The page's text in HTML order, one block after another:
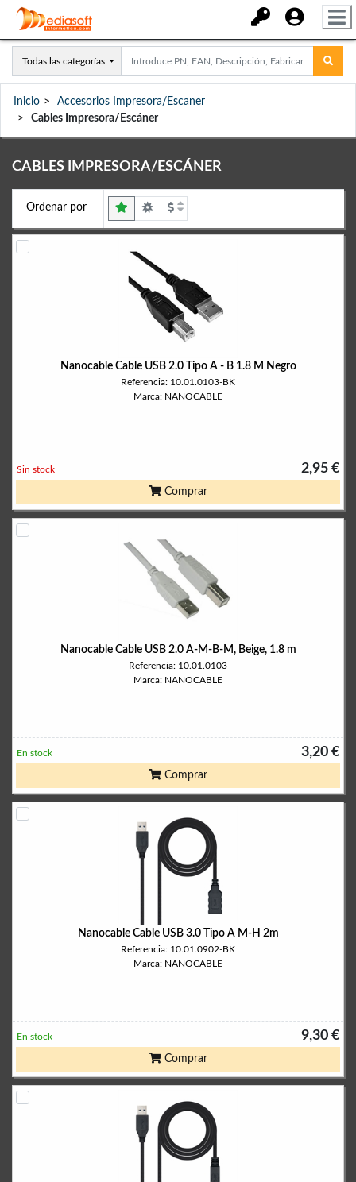
Todas las categorías
Inicio
Accesorios Impresora/Escaner
Cables Impresora/Escáner
CABLES IMPRESORA/ESCÁNER
Ordenar por
Nanocable Cable USB 2.0 Tipo A - B 1.8 M Negro
Referencia: 10.01.0103-BK
Marca: NANOCABLE
2,95 €
Sin stock
Comprar
Nanocable Cable USB 2.0 A-M-B-M, Beige, 1.8 m
Referencia: 10.01.0103
Marca: NANOCABLE
3,20 €
En stock
Comprar
Nanocable Cable USB 3.0 Tipo A M-H 2m
Referencia: 10.01.0902-BK
Marca: NANOCABLE
9,30 €
En stock
Comprar